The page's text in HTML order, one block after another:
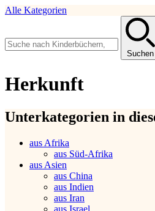
Alle Kategorien
Suchen
Herkunft
Unterkategorien in
aus Afrika
aus Süd-Afrika
aus Asien
aus China
aus Indien
aus Iran
aus Israel